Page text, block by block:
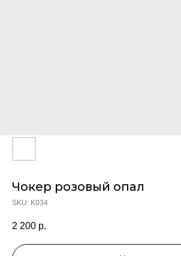
Чокер розовый опал
SKU: K034
2 200 р.